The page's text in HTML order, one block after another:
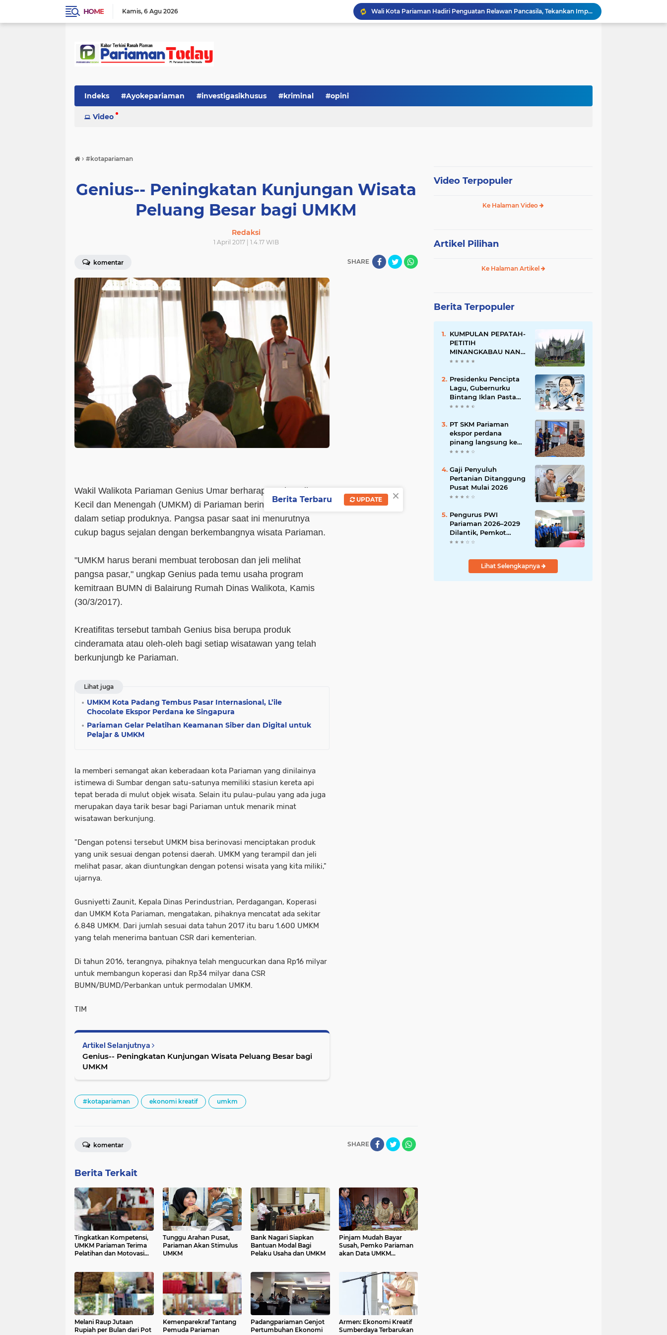
HOME Kamis 6 Agu 2026
Wali Kota Pariaman Hadiri Penguatan Relawan Pancasila, Tekankan Implementasi Nilai Pancasila dalam Pelayanan Publik
Wali Kota Pariaman Bagikan Bibit Ikan Koi kepada Siswa SD untuk Edukasi Perikanan
Pengurus PWI Pariaman 2026–2029 Dilantik, Pemkot Tekankan Sinergi dan Profesionalisme Pers
Indeks #Ayokepariaman #investigasikhusus #kriminal #opini
Video
› #kotapariaman
Genius-- Peningkatan Kunjungan Wisata
Peluang Besar bagi UMKM
Redaksi
1 April 2017 | 1.4.17 WIB
komentar SHARE
Wakil Walikota Pariaman Genius Umar berharap Usaha Mikro
Kecil dan Menengah (UMKM) di Pariaman berinovasi dan kreatif
dalam setiap produknya. Pangsa pasar saat ini menurutnya
cukup bagus sejalan dengan berkembangnya wisata Pariaman.
"UMKM harus berani membuat terobosan dan jeli melihat
pangsa pasar," ungkap Genius pada temu usaha program
kemitraan BUMN di Balairung Rumah Dinas Walikota, Kamis
(30/3/2017).
Kreatifitas tersebut tambah Genius bisa berupa produk
cinderamata atau oleh-oleh bagi setiap wisatawan yang telah
berkunjungb ke Pariaman.
Lihat juga
UMKM Kota Padang Tembus Pasar Internasional, L’ile
Chocolate Ekspor Perdana ke Singapura
Pariaman Gelar Pelatihan Keamanan Siber dan Digital untuk
Pelajar & UMKM
Ia memberi semangat akan keberadaan kota Pariaman yang dinilainya
istimewa di Sumbar dengan satu-satunya memiliki stasiun kereta api
tepat berada di mulut objek wisata. Selain itu pulau-pulau yang ada juga
merupakan daya tarik besar bagi Pariaman untuk menarik minat
wisatawan berkunjung.
"Dengan potensi tersebut UMKM bisa berinovasi menciptakan produk
yang unik sesuai dengan potensi daerah. UMKM yang terampil dan jeli
melihat pasar, akan diuntungkan dengan potensi wisata yang kita miliki,"
ujarnya.
Gusniyetti Zaunit, Kepala Dinas Perindustrian, Perdagangan, Koperasi
dan UMKM Kota Pariaman, mengatakan, pihaknya mencatat ada sekitar
6.848 UMKM. Dari jumlah sesuai data tahun 2017 itu baru 1.600 UMKM
yang telah menerima bantuan CSR dari kementerian.
Di tahun 2016, terangnya, pihaknya telah mengucurkan dana Rp16 milyar
untuk membangun koperasi dan Rp34 milyar dana CSR
BUMN/BUMD/Perbankan untuk permodalan UMKM.
TIM
Artikel Selanjutnya
Genius-- Peningkatan Kunjungan Wisata Peluang Besar bagi
UMKM
#kotapariaman ekonomi kreatif umkm
SHARE
komentar
Berita Terkait
Tingkatkan Kompetensi,
UMKM Pariaman Terima
Pelatihan dan Motovasi
Tunggu Arahan Pusat,
Pariaman Akan Stimulus
UMKM
Bank Nagari Siapkan
Bantuan Modal Bagi
Pelaku Usaha dan UMKM
Pinjam Mudah Bayar
Susah, Pemko Pariaman
akan Data UMKM
Melani Raup Jutaan
Rupiah per Bulan dari Pot
Kemenparekraf Tantang
Pemuda Pariaman
Padangpariaman Genjot
Pertumbuhan Ekonomi
Armen: Ekonomi Kreatif
Sumberdaya Terbarukan
Video Terpopuler
Ke Halaman Video
Artikel Pilihan
Ke Halaman Artikel
Berita Terpopuler
KUMPULAN PEPATAH-
PETITIH
MINANGKABAU NAN
ELOK
Presidenku Pencipta
Lagu, Gubernurku
Bintang Iklan Pasta
Gigi
PT SKM Pariaman
ekspor perdana
pinang langsung ke
India
Gaji Penyuluh
Pertanian Ditanggung
Pusat Mulai 2026
Pengurus PWI
Pariaman 2026–2029
Dilantik, Pemkot
Tekankan Sinergi dan
Lihat Selengkapnya
×
Berita Terbaru UPDATE